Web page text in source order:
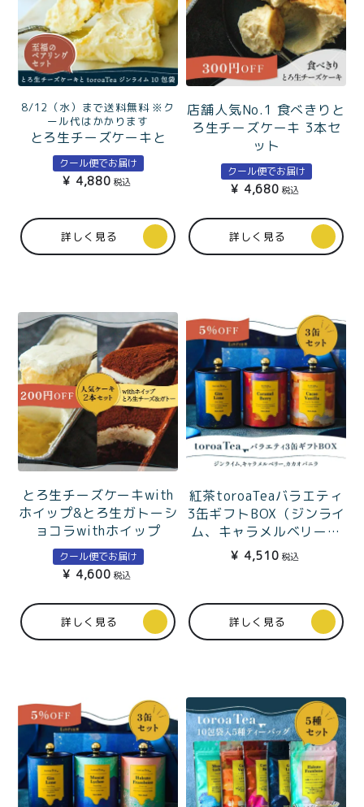
8/12（水）まで送料無料 ※ク
ール代はかかります
とろ生チーズケーキと
toroaTea個包装5種のテ
ィータイムセット
クール便でお届け
¥ 4,880 税込
詳しく見る
店舗人気No.1 食べきりと
ろ生チーズケーキ 3本セ
ット
クール便でお届け
¥ 4,680 税込
詳しく見る
とろ生チーズケーキwith
ホイップ&とろ生ガトーシ
ョコラwithホイップ
クール便でお届け
¥ 4,600 税込
詳しく見る
紅茶toroaTeaバラエティ
3缶ギフトBOX（ジンライ
ム、キャラメルベリー、
カカオバニラ）
¥ 4,510 税込
詳しく見る